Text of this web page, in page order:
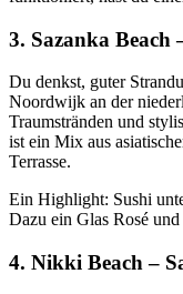
3. Sazanka
Du denkst, guter
Noordwijk an der
Traumstränden und
ist ein Mix aus
Terrasse.
Ein Highlight: Sushi
Dazu ein Glas Rosé
4. Nikki Beach –